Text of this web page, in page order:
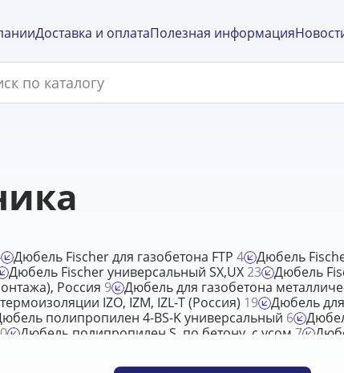
Доставка и оплатаПолезная информация
Дюбель Fischer для газобетона FTP 4 Дюбель
Дюбель Fischer универсальный SX,UX23 Дюбель
Россия 9 Дюбель для газобетона
IZO, IZM, IZL-T (Россия) 19 Дюбель
полипропилен 4-BS-K универсальный 6
0 Дюбель полипропилен S, по бетону, с усом 7
Дюбель-хомуты, клипсы для труб26